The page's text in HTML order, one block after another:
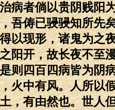
病者倘以贵阴贱阳
吾俦已骎骎知所先
以现形，诸鬼为之
阳开，故长夜不至
则四百四病皆为阴
火中有风。人所以
，有由然也。世人